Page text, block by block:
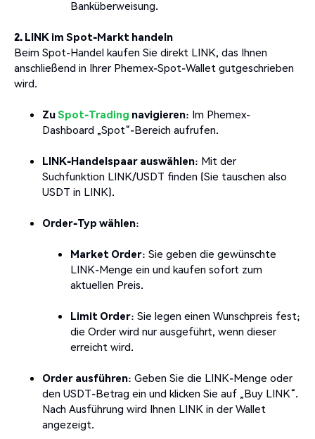
Banküberweisung.
2. LINK im Spot-Markt handeln
Beim Spot-Handel kaufen Sie direkt LINK, das Ihnen
anschließend in Ihrer Phemex-Spot-Wallet gutgeschrieben
wird.
ZuSpot-Trading navigieren: Im Phemex-
Dashboard „Spot“-Bereich aufrufen.
LINK-Handelspaar auswählen: Mit der
Suchfunktion LINK/USDT finden (Sie tauschen also
USDT in LINK).
Order-Typ wählen:
Market Order: Sie geben die gewünschte
LINK-Menge ein und kaufen sofort zum
aktuellen Preis.
Limit Order: Sie legen einen Wunschpreis fest;
die Order wird nur ausgeführt, wenn dieser
erreicht wird.
Order ausführen: Geben Sie die LINK-Menge oder
den USDT-Betrag ein und klicken Sie auf „Buy LINK“.
Nach Ausführung wird Ihnen LINK in der Wallet
angezeigt.